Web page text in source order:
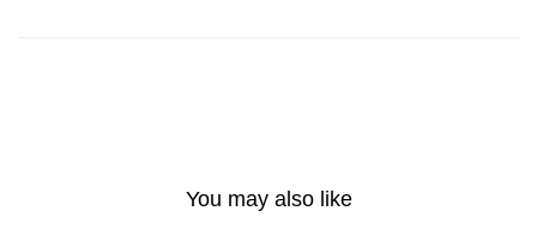
You may also like